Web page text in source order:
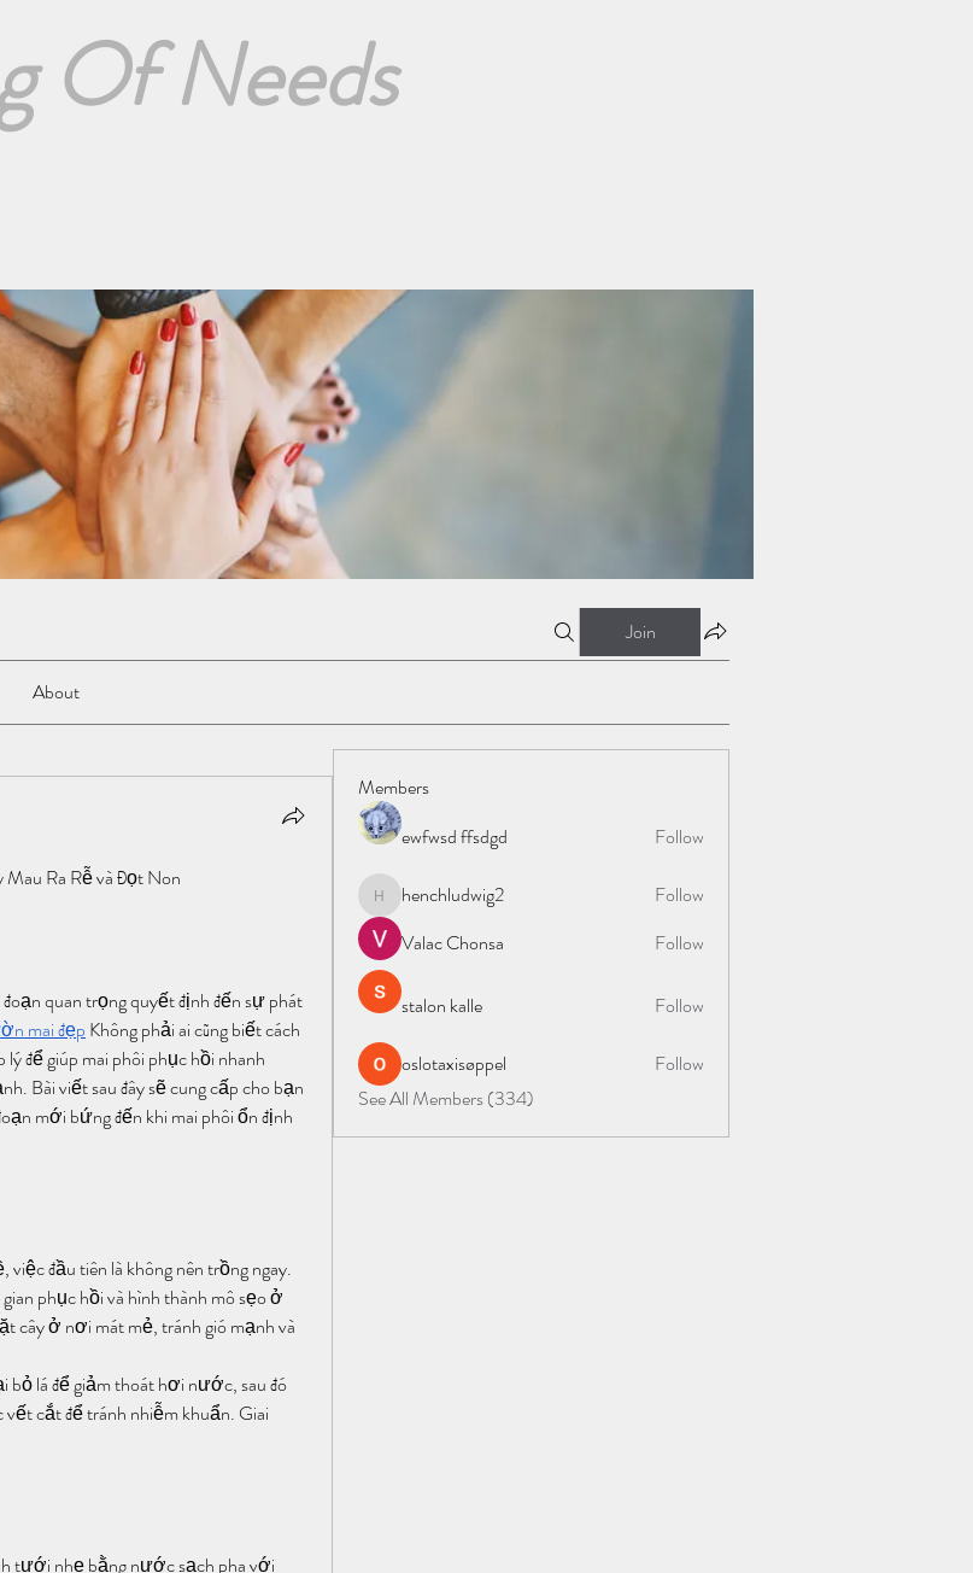
Of Needs
Join
About
Ra Rễ và Đọt Non
quan trọng quyết định đến sự phát
mai đẹp Không phải ai cũng biết cách
để giúp mai phôi phục hồi nhanh
Bài viết sau đây sẽ cung cấp cho bạn
mới bứng đến khi mai phôi ổn định
đầu tiên là không nên trồng ngay.
phục hồi và hình thành mô sẹo ở
cây ở nơi mát mẻ, tránh gió mạnh và
bỏ lá để giảm thoát hơi nước, sau đó
vết cắt để tránh nhiễm khuẩn. Giai
tưới nhẹ bằng nước sạch pha với
Members
ewfwsd ffsdgd
Follow
henchludwig2
henchludwig2
Follow
Valac Chonsa
Follow
stalon kalle Follow
oslotaxisøppel
Follow
See All Members (334)